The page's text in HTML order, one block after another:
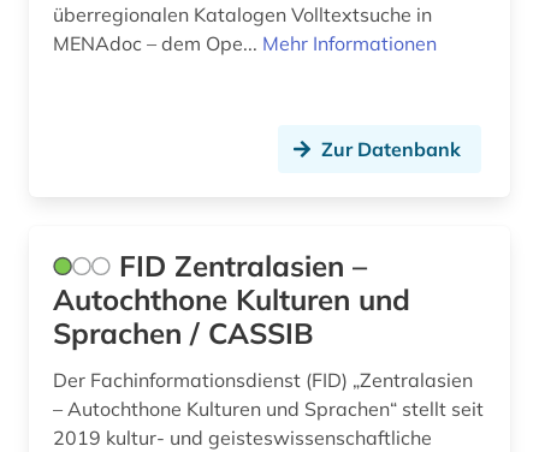
überregionalen Katalogen Volltextsuche in
MENAdoc – dem Ope... Mehr Informationen
Zur Datenbank
FID Zentralasien –
Autochthone Kulturen und
Sprachen / CASSIB
Der Fachinformationsdienst (FID) „Zentralasien
– Autochthone Kulturen und Sprachen“ stellt seit
2019 kultur- und geisteswissenschaftliche